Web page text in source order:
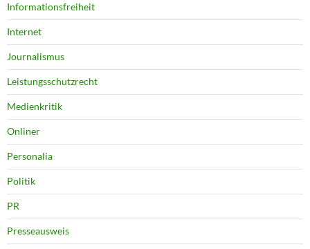
Informationsfreiheit
Internet
Journalismus
Leistungsschutzrecht
Medienkritik
Onliner
Personalia
Politik
PR
Presseausweis